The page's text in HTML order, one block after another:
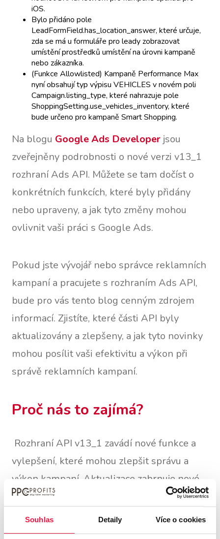
Souhlas Detaily Více o cookies
iOS.
Bylo přidáno pole
LeadFormField.has_location_answer, které určuje,
zda se má u formuláře pro leady zobrazovat
umístění prostředků umístění na úrovni kampaně
nebo zákazníka.
(Funkce Allowlisted) Kampaně Performance Max
nyní obsahují typ výpisu VEHICLES v novém poli
Campaign.listing_type, které nahrazuje pole
ShoppingSetting.use_vehicles_inventory, které
bude určeno pro kampaně Smart Shopping.
Na blogu Google Ads Developer jsou
zveřejněny podrobnosti o nové verzi v13_1
rozhraní Ads API. Můžete se tam dočíst o
konkrétních funkcích, které byly přidány
nebo upraveny, a jak tyto změny mohou
ovlivnit vaši práci s Google Ads.
Pokud jste vývojář nebo správce reklamních
kampaní a pracujete s rozhraním Ads API,
bude pro vás tento blog cenným zdrojem
informací. Zjistíte, které části API byly
aktualizovány a zlepšeny, a jak tyto novinky
mohou posílit vaši efektivitu a výkon při
správě reklamních kampaní.
Proč nás to zajímá?
Rozhraní API v13_1 zavádí nové funkce a
vylepšení, které mohou zlepšit správu a
výkon kampaní. Aktualizace zahrnuje nové
typy doporučení pro kampaně Shopping,
podporu schémat konverzních hodnot
SKAdNetwork v kampaních aplikací pro iOS